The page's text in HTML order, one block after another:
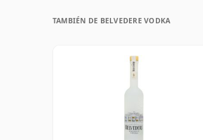
TAMBIÉN DE BELVEDERE VODKA